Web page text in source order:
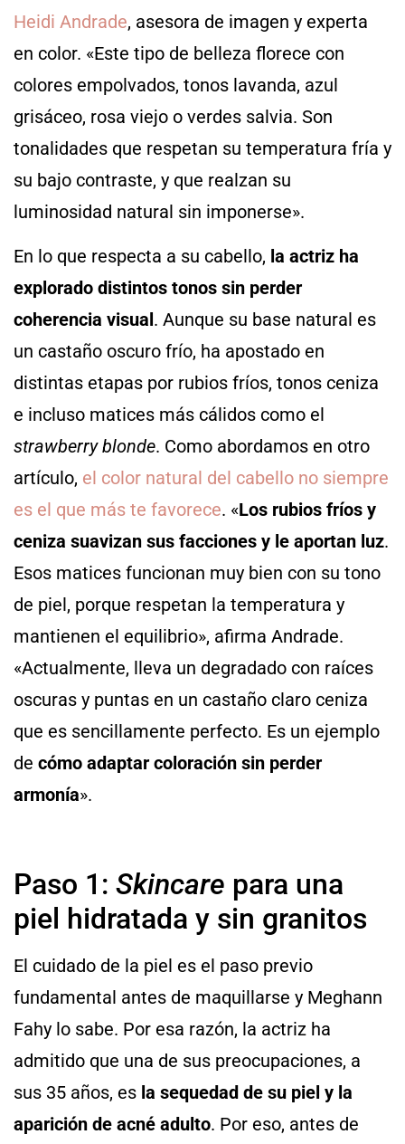
Heidi Andrade, asesora de imagen y experta
en color. «Este tipo de belleza florece con
colores empolvados, tonos lavanda, azul
grisáceo, rosa viejo o verdes salvia. Son
tonalidades que respetan su temperatura fría y
su bajo contraste, y que realzan su
luminosidad natural sin imponerse».
En lo que respecta a su cabello, la actriz ha
explorado distintos tonos sin perder
coherencia visual. Aunque su base natural es
un castaño oscuro frío, ha apostado en
distintas etapas por rubios fríos, tonos ceniza
e incluso matices más cálidos como el
strawberry blonde. Como abordamos en otro
artículo, el color natural del cabello no siempre
es el que más te favorece. «Los rubios fríos y
ceniza suavizan sus facciones y le aportan luz.
Esos matices funcionan muy bien con su tono
de piel, porque respetan la temperatura y
mantienen el equilibrio», afirma Andrade.
«Actualmente, lleva un degradado con raíces
oscuras y puntas en un castaño claro ceniza
que es sencillamente perfecto. Es un ejemplo
de cómo adaptar coloración sin perder
armonía».
Paso 1: Skincare para una
piel hidratada y sin granitos
El cuidado de la piel es el paso previo
fundamental antes de maquillarse y Meghann
Fahy lo sabe. Por esa razón, la actriz ha
admitido que una de sus preocupaciones, a
sus 35 años, es la sequedad de su piel y la
aparición de acné adulto. Por eso, antes de